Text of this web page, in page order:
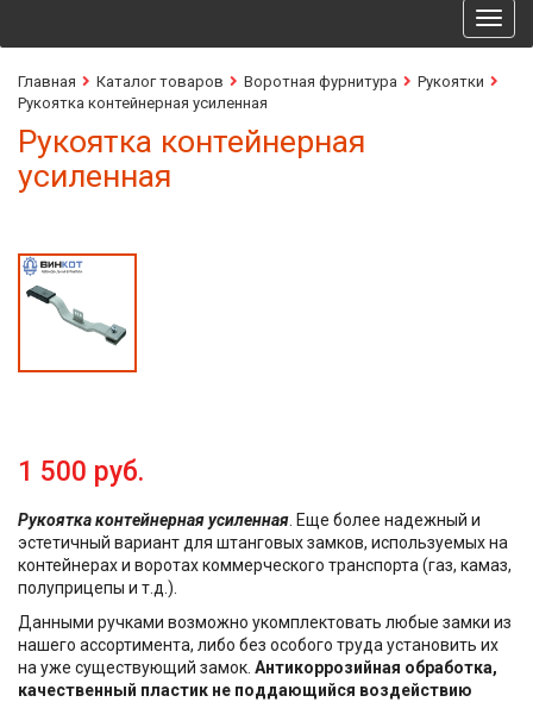
Главная Каталог товаров Воротная фурнитура
Рукоятки
Рукоятка контейнерная усиленная
Рукоятка контейнерная
усиленная
1 500 руб.
Рукоятка контейнерная усиленная . Еще более надежный и
эстетичный вариант для штанговых замков, используемых на
контейнерах и воротах коммерческого транспорта (газ, камаз,
полуприцепы и т.д.).
Данными ручками возможно укомплектовать любые замки из
нашего ассортимента, либо без особого труда установить их
на уже существующий замок. Антикоррозийная обработка,
качественный пластик не поддающийся воздействию